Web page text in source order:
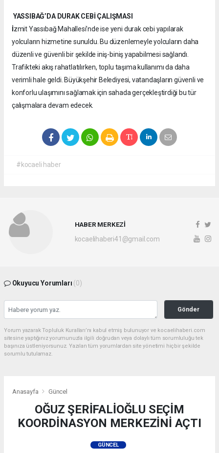
YASSIBAĞ’DA DURAK CEBİ ÇALIŞMASI
İzmit Yassıbağ Mahallesi’nde ise yeni durak cebi yapılarak
yolcuların hizmetine sunuldu. Bu düzenlemeyle yolcuların daha
düzenli ve güvenli bir şekilde iniş-biniş yapabilmesi sağlandı.
Trafikteki akış rahatlatılırken, toplu taşıma kullanımı da daha
verimli hale geldi. Büyükşehir Belediyesi, vatandaşların güvenli ve
konforlu ulaşımını sağlamak için sahada gerçekleştirdiği bu tür
çalışmalara devam edecek.
#kocaeli haber
HABER MERKEZİ
kocaelihaberi41@gmail.com
Okuyucu Yorumları (0)
Gönder
Yorum yazarak Topluluk Kuralları’nı kabul etmiş bulunuyor ve kocaelihaberi.com
sitesine yaptığınız yorumunuzla ilgili doğrudan veya dolaylı tüm sorumluluğu tek
başınıza üstleniyorsunuz. Yazılan tüm yorumlardan site yönetimi hiçbir şekilde
sorumlu tutulamaz.
Anasayfa Güncel
OĞUZ ŞERİFALİOĞLU SEÇİM
KOORDİNASYON MERKEZİNİ AÇTI
GÜNCEL